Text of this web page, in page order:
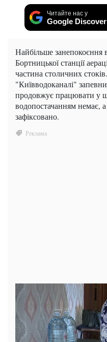
Читайте нас у
Google Discover
Найбільше занепокоєння
Бортницької станції
частина столичних
"Київводоканалі"
продовжує працювати у
водопостачанням немає,
зафіксовано.